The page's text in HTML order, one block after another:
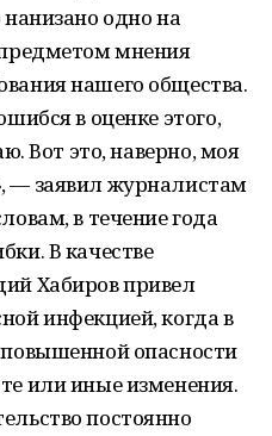
одно на
мнения
нашего общества.
в оценке этого,
Вот это, наверно, моя
— заявил журналистам
в течение года
В качестве
Хабиров привел
инфекцией, когда в
опасности
или иные изменения.
постоянно